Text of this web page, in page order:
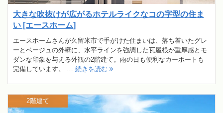
大きな吹抜けが広がるホテルライクなコの字型の住ま
い [エースホーム]
エースホームさんが久留米市で手がけた住まいは、落ち着いたグレ
ーとベージュの外壁に、水平ラインを強調した瓦屋根が重厚感とモ
ダンな印象を与える外観の2階建て。雨の日も便利なカーポートも
完備しています。 … 続きを読む
2階建て